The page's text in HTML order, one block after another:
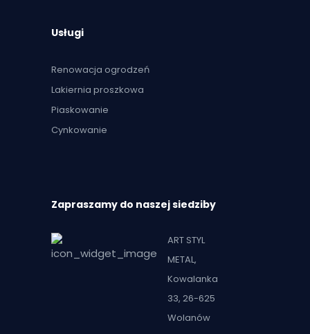
Usługi
Renowacja ogrodzeń
Lakiernia proszkowa
Piaskowanie
Cynkowanie
Zapraszamy do naszej siedziby
ART STYL
METAL,
Kowalanka
33, 26-625
Wolanów